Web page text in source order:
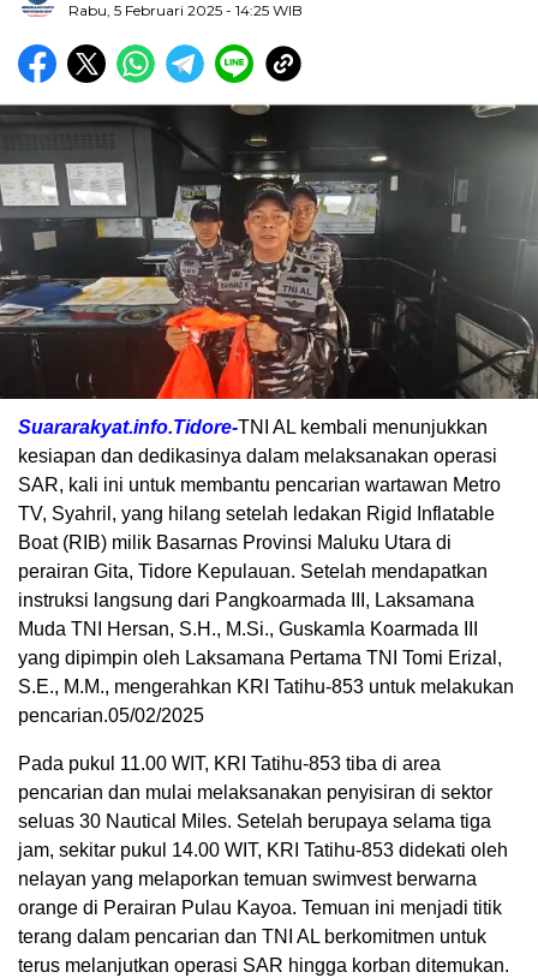
Rabu, 5 Februari 2025 - 14:25 WIB
Suararakyat.info.Tidore-TNI AL kembali menunjukkan
kesiapan dan dedikasinya dalam melaksanakan operasi
SAR, kali ini untuk membantu pencarian wartawan Metro
TV, Syahril, yang hilang setelah ledakan Rigid Inflatable
Boat (RIB) milik Basarnas Provinsi Maluku Utara di
perairan Gita, Tidore Kepulauan. Setelah mendapatkan
instruksi langsung dari Pangkoarmada III, Laksamana
Muda TNI Hersan, S.H., M.Si., Guskamla Koarmada III
yang dipimpin oleh Laksamana Pertama TNI Tomi Erizal,
S.E., M.M., mengerahkan KRI Tatihu-853 untuk melakukan
pencarian.05/02/2025
Pada pukul 11.00 WIT, KRI Tatihu-853 tiba di area
pencarian dan mulai melaksanakan penyisiran di sektor
seluas 30 Nautical Miles. Setelah berupaya selama tiga
jam, sekitar pukul 14.00 WIT, KRI Tatihu-853 didekati oleh
nelayan yang melaporkan temuan swimvest berwarna
orange di Perairan Pulau Kayoa. Temuan ini menjadi titik
terang dalam pencarian dan TNI AL berkomitmen untuk
terus melanjutkan operasi SAR hingga korban ditemukan.